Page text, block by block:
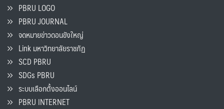
PBRU LOGO
PBRU JOURNAL
จดหมายข่าวดอนขังใหญ่
Link มหาวิทยาลัยราชภัฏ
SCD PBRU
SDGs PBRU
ระบบเลือกตั้งออนไลน์
PBRU INTERNET